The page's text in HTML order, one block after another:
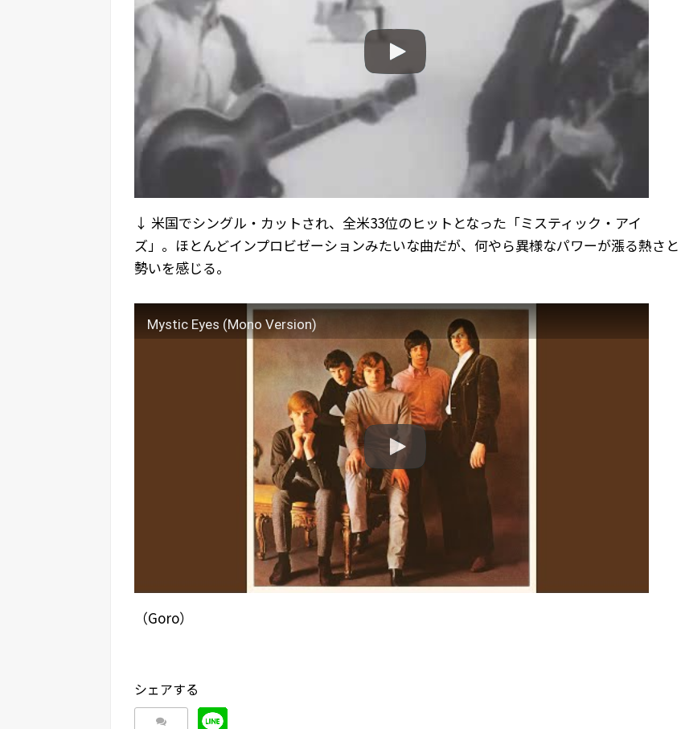
↓ 米国でシングル・カットされ、全米33位のヒットとなった「ミスティック・アイ
ズ」。ほとんどインプロビゼーションみたいな曲だが、何やら異様なパワーが漲る熱さと
勢いを感じる。
Mystic Eyes (Mono Version)
（Goro）
シェアする